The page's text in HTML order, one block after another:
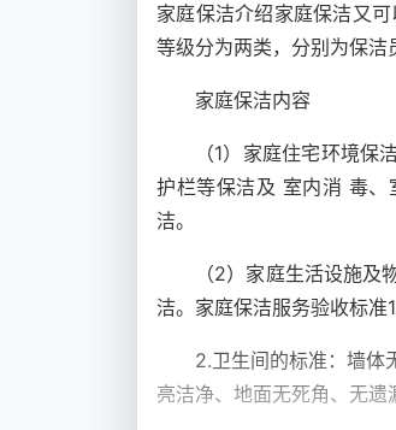
家庭保洁介绍家庭保洁又可
等级分为两类，分别为保洁
家庭保洁内容
（1）家庭住宅环境保
护栏等保洁及 室内消 毒、
洁。
（2）家庭生活设施
洁。家庭保洁服务验收标准
2.卫生间的标准：墙体
亮洁净、地面无死角、无遗